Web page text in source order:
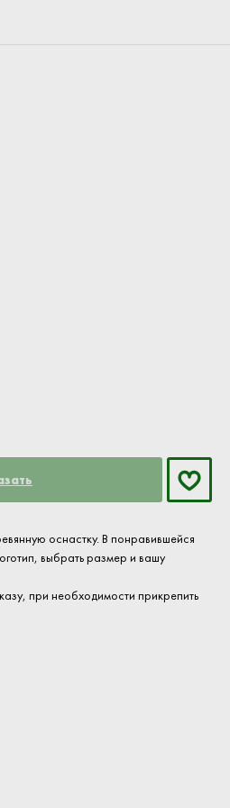
оснастку. В понравившейся
выбрать размер и вашу
при необходимости прикрепить